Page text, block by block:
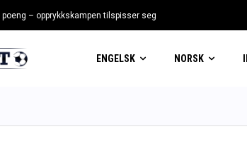
poeng – opprykkskampen tilspisser seg
ENGELSK NORSK